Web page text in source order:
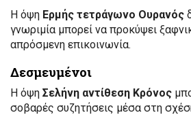
Η όψη Ερμής τετράγωνο Ουρανός
γνωριμία μπορεί να προκύψει
απρόσμενη επικοινωνία.
Δεσμευμένοι
Η όψη Σελήνη αντίθεση Κρόνος
σοβαρές συζητήσεις μέσα στη